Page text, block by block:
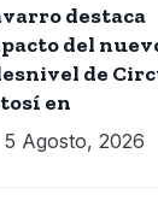
destaca
del
de
en
5 Agosto, 2026